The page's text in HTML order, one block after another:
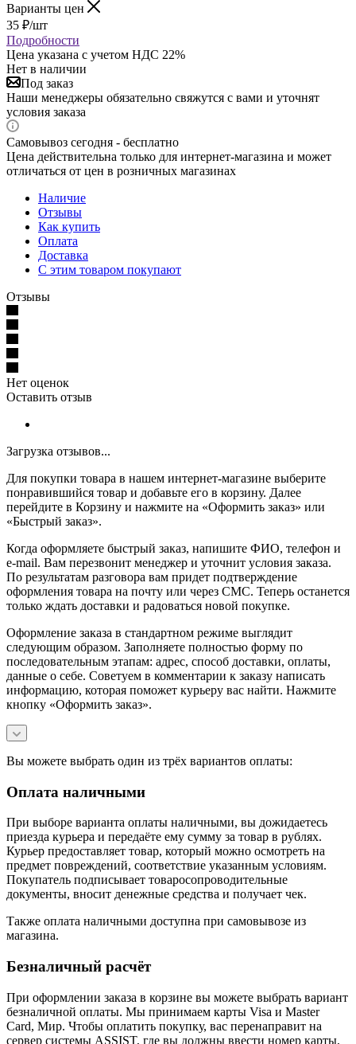
Варианты цен
35 ₽/шт
Подробности
Цена указана с учетом НДС 22%
Нет в наличии
Под заказ
Наши менеджеры обязательно свяжутся с вами и уточнят
условия заказа
Самовывоз сегодня - бесплатно
Цена действительна только для интернет-магазина и может
отличаться от цен в розничных магазинах
Наличие
Отзывы
Как купить
Оплата
Доставка
С этим товаром покупают
Отзывы
Нет оценок
Оставить отзыв
Загрузка отзывов...
Для покупки товара в нашем интернет-магазине выберите
понравившийся товар и добавьте его в корзину. Далее
перейдите в Корзину и нажмите на «Оформить заказ» или
«Быстрый заказ».
Когда оформляете быстрый заказ, напишите ФИО, телефон и
e-mail. Вам перезвонит менеджер и уточнит условия заказа.
По результатам разговора вам придет подтверждение
оформления товара на почту или через СМС. Теперь останется
только ждать доставки и радоваться новой покупке.
Оформление заказа в стандартном режиме выглядит
следующим образом. Заполняете полностью форму по
последовательным этапам: адрес, способ доставки, оплаты,
данные о себе. Советуем в комментарии к заказу написать
информацию, которая поможет курьеру вас найти. Нажмите
кнопку «Оформить заказ».
Вы можете выбрать один из трёх вариантов оплаты:
Оплата наличными
При выборе варианта оплаты наличными, вы дожидаетесь
приезда курьера и передаёте ему сумму за товар в рублях.
Курьер предоставляет товар, который можно осмотреть на
предмет повреждений, соответствие указанным условиям.
Покупатель подписывает товаросопроводительные
документы, вносит денежные средства и получает чек.
Также оплата наличными доступна при самовывозе из
магазина.
Безналичный расчёт
При оформлении заказа в корзине вы можете выбрать вариант
безналичной оплаты. Мы принимаем карты Visa и Master
Card, Мир. Чтобы оплатить покупку, вас перенаправит на
сервер системы ASSIST, где вы должны ввести номер карты,